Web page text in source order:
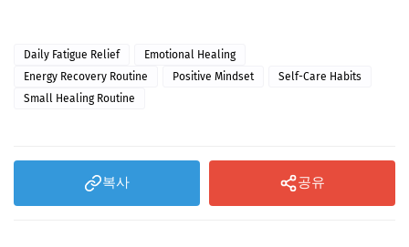
Daily Fatigue Relief
Emotional Healing
Energy Recovery Routine
Positive Mindset
Self-Care Habits
Small Healing Routine
복사 공유